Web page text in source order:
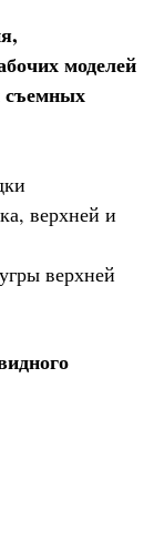
моделей
съемных
верхней и
верхней